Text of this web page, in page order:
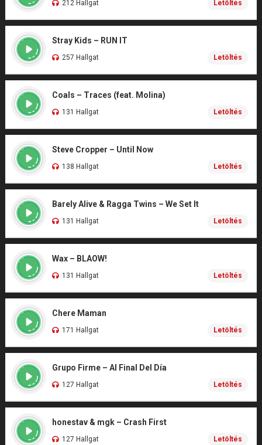
212 Hallgat Letöltés
Stray Kids – RUN IT
257 Hallgat Letöltés
Coals – Traces (feat. Molina)
131 Hallgat Letöltés
Steve Cropper – Until Now
138 Hallgat Letöltés
Barely Alive & Ragga Twins – We Set It
131 Hallgat Letöltés
Wax – BLAOW!
131 Hallgat Letöltés
Chere Maman
171 Hallgat Letöltés
Grupo Firme – Al Final Del Día
127 Hallgat Letöltés
honestav & mgk – Crash First
127 Hallgat Letöltés